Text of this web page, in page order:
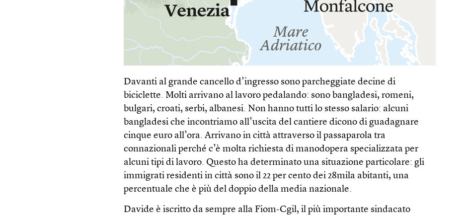
Davanti al grande cancello d’ingresso sono parcheggiate decine di
biciclette. Molti arrivano al lavoro pedalando: sono bangladesi, romeni,
bulgari, croati, serbi, albanesi. Non hanno tutti lo stesso salario: alcuni
bangladesi che incontriamo all’uscita del cantiere dicono di guadagnare
cinque euro all’ora. Arrivano in città attraverso il passaparola tra
connazionali perché c’è molta richiesta di manodopera specializzata per
alcuni tipi di lavoro. Questo ha determinato una situazione particolare: gli
immigrati residenti in città sono il 22 per cento dei 28mila abitanti, una
percentuale che è più del doppio della media nazionale.
Davide è iscritto da sempre alla Fiom-Cgil, il più importante sindacato